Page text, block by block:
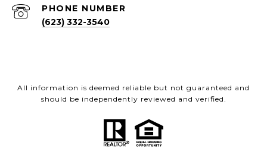
PHONE NUMBER
(623) 332-3540
All information is deemed reliable but not guaranteed and
should be independently reviewed and verified.